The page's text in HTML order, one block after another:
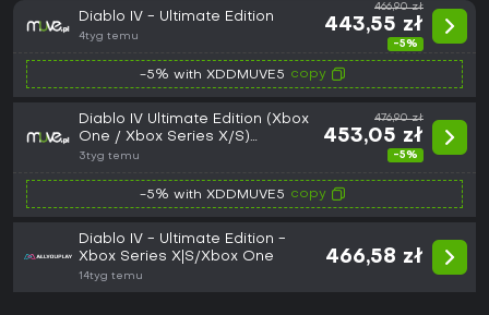
Diablo IV - Ultimate Edition
4tyg temu
466,90 zł
443,55 zł
-5%
-5% with XDDMUVE5 copy
Diablo IV Ultimate Edition (Xbox
One / Xbox Series X/S)
(Europe)
3tyg temu
476,90 zł
453,05 zł
-5%
-5% with XDDMUVE5 copy
Diablo IV - Ultimate Edition -
Xbox Series X|S/Xbox One
14tyg temu
466,58 zł